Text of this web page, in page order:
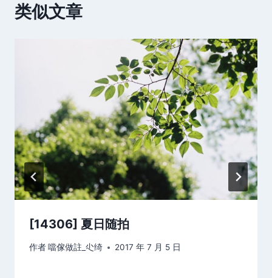
类似文章
[14306] 夏日随拍
作者噹傢做註_尐绮 2017 年 7 月 5 日